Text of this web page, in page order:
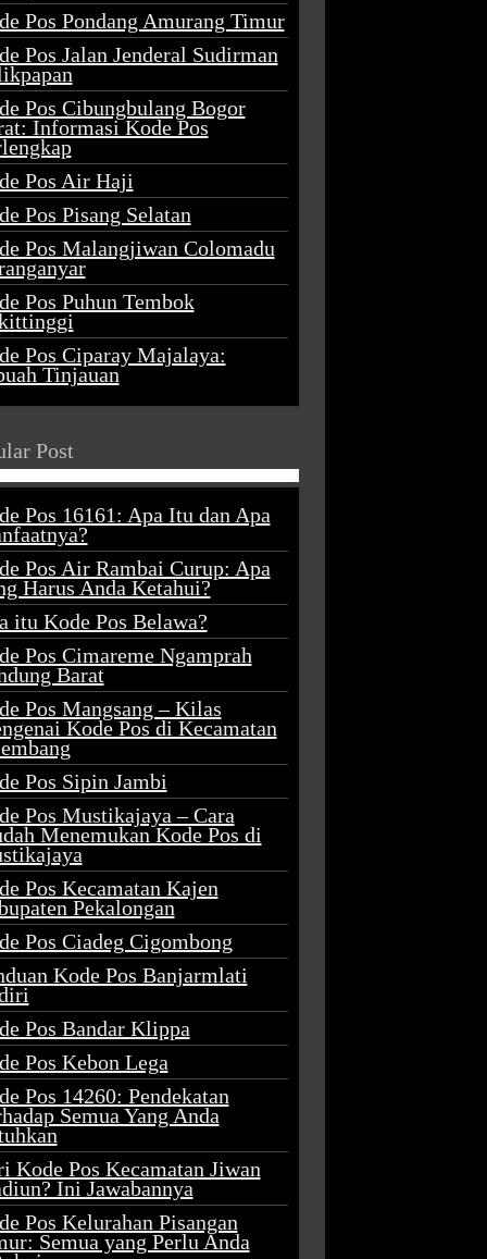
Pos Pondang Amurang Timur
Pos Jalan Jenderal Sudirman
Pos Cibungbulang Bogor
Informasi Kode Pos
Pos Air Haji
Pos Pisang Selatan
Pos Malangjiwan Colomadu
Pos Puhun Tembok
Pos Ciparay Majalaya:
Tinjauan
Post
Pos 16161: Apa Itu dan Apa
Pos Air Rambai Curup: Apa
Harus Anda Ketahui?
itu Kode Pos Belawa?
Pos Cimareme Ngamprah
Barat
Pos Mangsang – Kilas
Kode Pos di Kecamatan
Pos Sipin Jambi
Pos Mustikajaya – Cara
Menemukan Kode Pos di
Pos Kecamatan Kajen
Pekalongan
Pos Ciadeg Cigombong
Kode Pos Banjarmlati
Pos Bandar Klippa
Pos Kebon Lega
Pos 14260: Pendekatan
Semua Yang Anda
Kode Pos Kecamatan Jiwan
Ini Jawabannya
Pos Kelurahan Pisangan
Semua yang Perlu Anda